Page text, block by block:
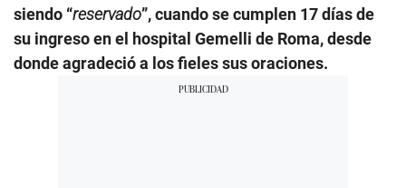
siendo “reservado”, cuando se cumplen 17 días de
su ingreso en el hospital Gemelli de Roma, desde
donde agradeció a los fieles sus oraciones.